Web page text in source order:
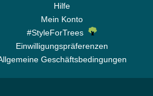
Hilfe
Mein Konto
#StyleForTrees
Einwilligungspräferenzen
Geschäftsbedingungen